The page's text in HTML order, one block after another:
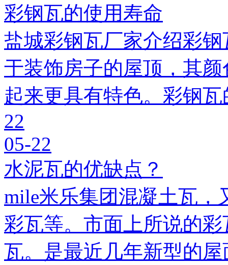
彩钢瓦的使用寿命
盐城彩钢瓦厂家介绍彩
于装饰房子的屋顶，其
起来更具有特色。彩钢
22
05-22
水泥瓦的优缺点？
mile米乐集团混凝土瓦，
彩瓦等。市面上所说的
瓦。是最近几年新型的